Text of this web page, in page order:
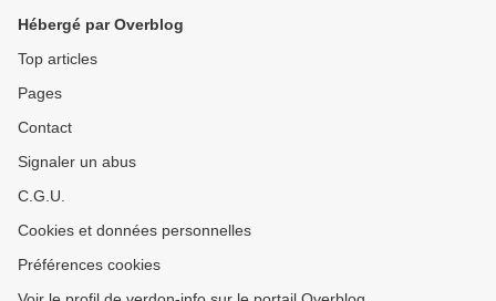
Hébergé par Overblog
Top articles
Pages
Contact
Signaler un abus
C.G.U.
Cookies et données personnelles
Préférences cookies